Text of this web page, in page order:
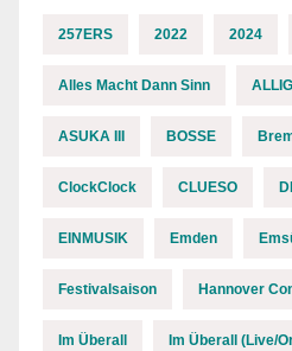
257ERS 2022 2024
Alles Macht Dann Sinn
ASUKA III BOSSE
ClockClock CLUESO
EINMUSIK Emden
Festivalsaison Hannover
Im Überall Im Überall (Live/